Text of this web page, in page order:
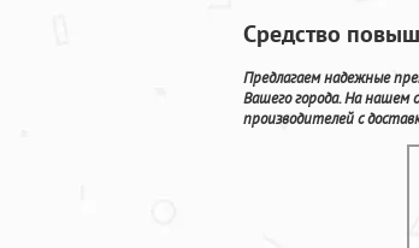
Средство
Предлагаем надежные
Вашего города. На
производителей с